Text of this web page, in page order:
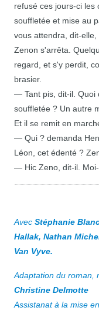
refusé ces jours-ci les
souffletée et mise au
vous attendra, dit-
Zenon s'arrêta.
regard, et s'y perdit,
brasier.
— Tant pis, dit-il. Quoi
souffletée ? Un autre
Et il se remit en
— Qui ? demanda
Léon, cet édenté ?
— Hic Zeno, dit-il.
Avec Stéphanie
Hallak, Nathan
Van Vyve.
Adaptation du roman,
Christine Delmotte
Assistanat à la mise